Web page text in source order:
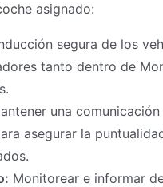
asignado:
segura de los
tanto dentro de
una
asegurar la
Monitorear e informar